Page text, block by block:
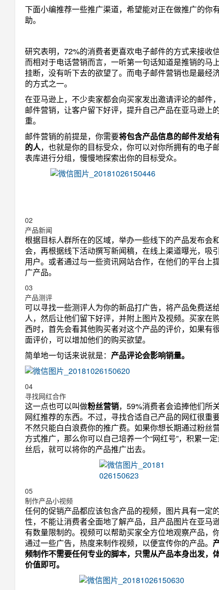
下面小编推荐一些推广渠道，希望能对正在做推广的你
助。
研究表明，72%的消费者更喜欢电子邮件的方式来接收
而相对于电话营销而言，一听第一句话知道是推销的马
挂断，没有听下去的欲望了。而电子邮件营销也是最经
的方式之一。
在亚马逊上，不少卖家都会向买家发出邀请评论的邮件
邮件营销，让客户留下好评，提升自己产品在亚马逊上
重。
邮件营销的前提是，你需要将包含产品信息的邮件发给
的人，也就是你的目标受众，你可以对你所拥有的电子
表库进行分组，慢慢地探索出你的目标受众。
02
产品新闻
根据目标人群所在的区域，举办一些线下的产品发布会
会，再根据线下活动撰写新闻稿，在线上渠道曝光，吸
用户。或者通过与一些资讯网站合作，在他们的平台上
广产品。
03
产品测评
可以寻找一些测评人为你的新品打广告，将产品免费送
人，然后让他们留下好评，并附上图片及视频。买家在
西时，首先会看其他购买者对这个产品的评价，如果有
面评价，可以增加他们的购买欲望。
简单地一句话来说就是： 产品评论会影响销量。
04
寻找网红合作
这一点也可以叫做粉丝营销，59%消费者会追捧他们所
网红推荐的东西。不过，寻找合适自己产品的网红很重
不然只能白白浪费你的推广费。如果你想长期通过粉丝
方式推广，那么你可以自己培养一个“网红号”，积累一
丝后，就可以将你的产品推广出去。
05
制作产品小视频
任何的促销产品都应该包含产品的视频，图片具有一定
性，不能让消费者全面地了解产品，且产品图片在亚马
有数量限制的。视频可以帮助买家全方位地观察产品，
通过一些广告，热度来制作视频，以便宣传你的产品。
频制作不需要任何专业的脚本，只需从产品本身出发，
价值即可。